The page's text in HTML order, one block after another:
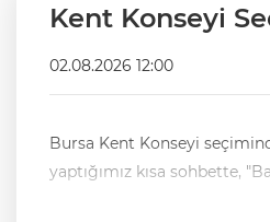
Kent Konseyi
02.08.2026 12:00
Bursa Kent Konseyi seçiminde tek
yaptığımız kısa sohbette,